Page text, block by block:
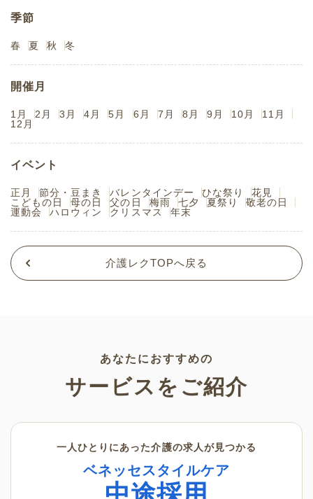
季節
春 夏 秋 冬
開催月
1月 2月 3月 4月 5月 6月 7月 8月 9月 10月
11月
12月
イベント
正月 節分・豆まき バレンタインデー ひな祭り
花見
こどもの日
母の日 父の日 梅雨 七夕 夏祭り
敬老の日
運動会
ハロウィン クリスマス 年末
介護レクTOPへ戻る
あなたにおすすめの
サービスをご紹介
一人ひとりにあった介護の求人が見つかる
ベネッセスタイルケア